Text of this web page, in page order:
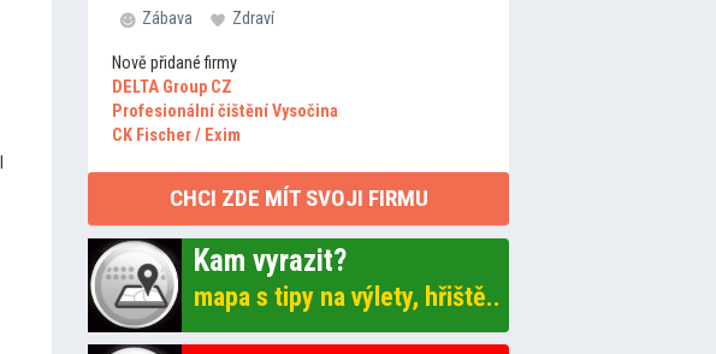
Zábava
Zdraví
Nově přidané firmy
DELTA Group CZ
Profesionální čištění Vysočina
CK Fischer / Exim
CHCI ZDE MÍT SVOJI FIRMU
Kam vyrazit?
mapa s tipy na výlety, hřiště..